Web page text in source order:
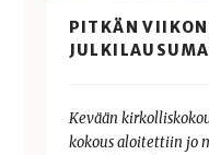
PITKÄN
Kevään
kokous aloitettiin jo